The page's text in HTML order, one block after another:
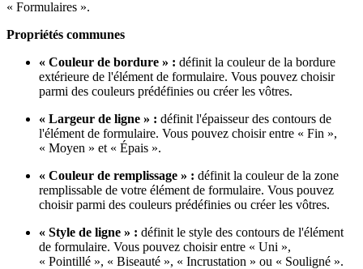
« Formulaires ».
Propriétés communes
« Couleur de bordure » : définit la couleur de la bordure
extérieure de l'élément de formulaire. Vous pouvez choisir
parmi des couleurs prédéfinies ou créer les vôtres.
« Largeur de ligne » : définit l'épaisseur des contours de
l'élément de formulaire. Vous pouvez choisir entre « Fin »,
« Moyen » et « Épais ».
« Couleur de remplissage » : définit la couleur de la zone
remplissable de votre élément de formulaire. Vous pouvez
choisir parmi des couleurs prédéfinies ou créer les vôtres.
« Style de ligne » : définit le style des contours de l'élément
de formulaire. Vous pouvez choisir entre « Uni »,
« Pointillé », « Biseauté », « Incrustation » ou « Souligné ».